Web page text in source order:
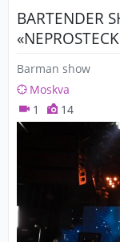
BARTENDER
Barman show
Moskva
1
14